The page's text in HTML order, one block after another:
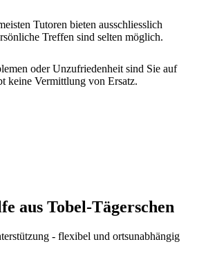
Tutoren bieten ausschliesslich
Treffen sind selten möglich.
oder Unzufriedenheit sind Sie auf
keine Vermittlung von Ersatz.
aus Tobel-Tägerschen
- flexibel und ortsunabhängig